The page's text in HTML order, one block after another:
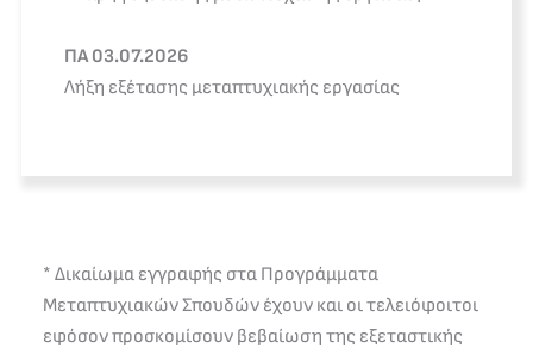
ΠΑ 03.07.2026
Λήξη εξέτασης μεταπτυχιακής εργασίας
* Δικαίωμα εγγραφής στα Προγράμματα
Μεταπτυχιακών Σπουδών έχουν και οι τελειόφοιτοι
εφόσον προσκομίσουν βεβαίωση της εξεταστικής